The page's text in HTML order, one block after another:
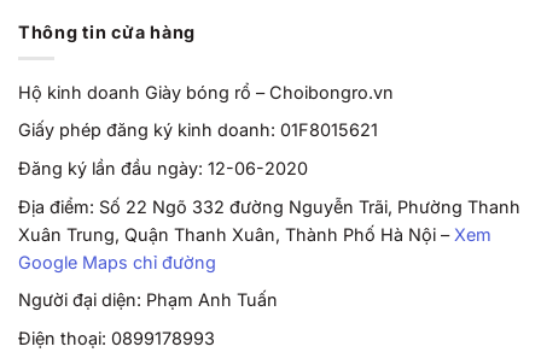
Thông tin cửa hàng
Hộ kinh doanh Giày bóng rổ – Choibongro.vn
Giấy phép đăng ký kinh doanh: 01F8015621
Đăng ký lần đầu ngày: 12-06-2020
Địa điểm: Số 22 Ngõ 332 đường Nguyễn Trãi, Phường Thanh
Xuân Trung, Quận Thanh Xuân, Thành Phố Hà Nội – Xem
Google Maps chỉ đường
Người đại diện: Phạm Anh Tuấn
Điện thoại: 0899178993